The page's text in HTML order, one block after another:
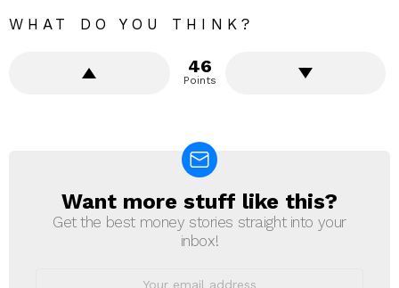
WHAT DO YOU THINK?
46
Points
NEWSLETTER
Want more stuff like this?
Get the best money stories straight into your
inbox!